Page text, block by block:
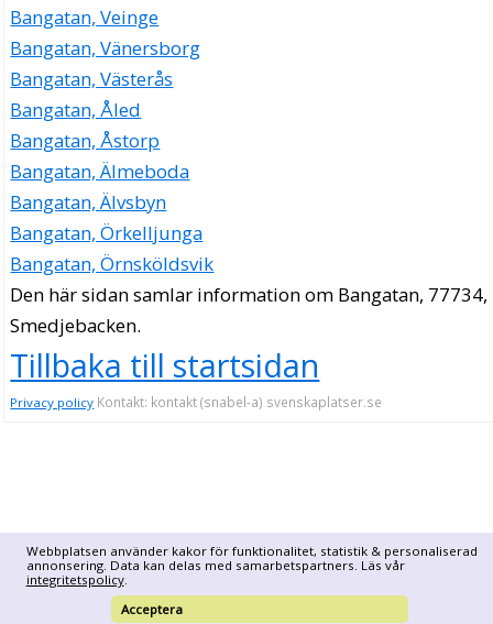
Webbplatsen använder kakor för funktionalitet, statistik & personaliserad
annonsering. Data kan delas med samarbetspartners. Läs vår
integritetspolicy.
Acceptera
Bangatan, Veinge
Bangatan, Vänersborg
Bangatan, Västerås
Bangatan, Åled
Bangatan, Åstorp
Bangatan, Älmeboda
Bangatan, Älvsbyn
Bangatan, Örkelljunga
Bangatan, Örnsköldsvik
Den här sidan samlar information om Bangatan, 77734,
Smedjebacken.
Tillbaka till startsidan
Privacy policy Kontakt: kontakt (snabel-a) svenskaplatser.se